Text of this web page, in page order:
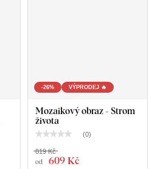
-26% VÝPRODEJ 🔥
Mozaikový obraz - Strom
života
(0)
od 609 Kč
819 Kč